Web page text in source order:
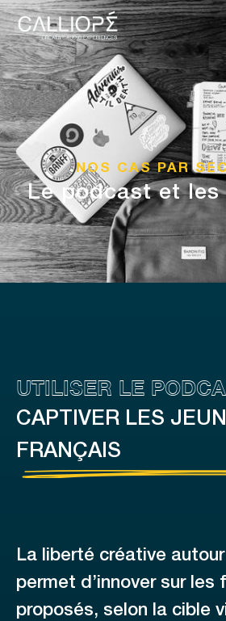
NOS CAS PAR
Le podcast et les
UTILISER LE
CAPTIVER LES
FRANÇAIS
La liberté créative
permet d’innover sur les
proposés, selon la cible